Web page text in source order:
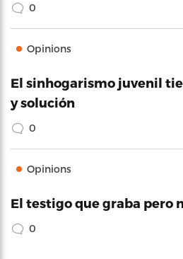
0
Opinions
El sinhogarismo juvenil
y solución
0
Opinions
El testigo que graba pero
0